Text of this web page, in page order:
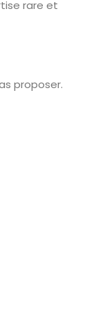
rare et
proposer.